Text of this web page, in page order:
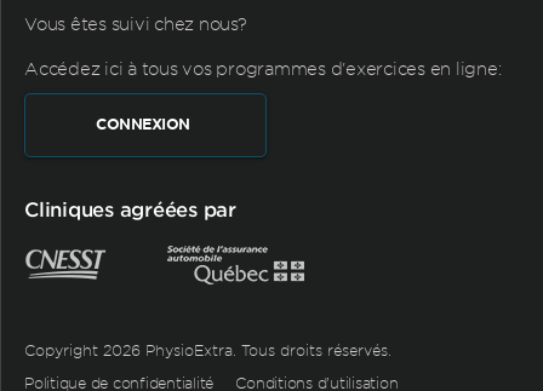
Vous êtes suivi chez nous?
Accédez ici à tous vos programmes d'exercices en ligne:
CONNEXION
Cliniques agréées par
Copyright 2026 PhysioExtra. Tous droits réservés.
Politique de confidentialité
Conditions d’utilisation